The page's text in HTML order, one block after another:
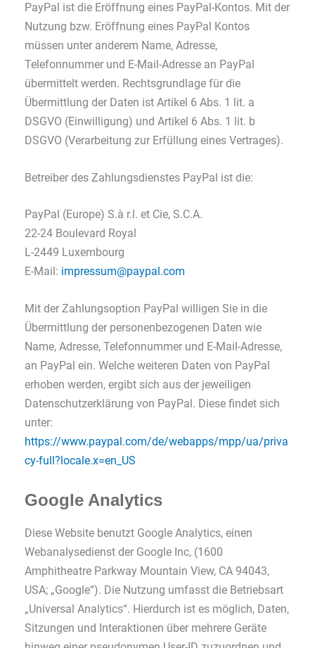
PayPal ist die Eröffnung eines PayPal-Kontos. Mit der
Nutzung bzw. Eröffnung eines PayPal Kontos
müssen unter anderem Name, Adresse,
Telefonnummer und E-Mail-Adresse an PayPal
übermittelt werden. Rechtsgrundlage für die
Übermittlung der Daten ist Artikel 6 Abs. 1 lit. a
DSGVO (Einwilligung) und Artikel 6 Abs. 1 lit. b
DSGVO (Verarbeitung zur Erfüllung eines Vertrages).
Betreiber des Zahlungsdienstes PayPal ist die:
PayPal (Europe) S.à r.l. et Cie, S.C.A.
22-24 Boulevard Royal
L-2449 Luxembourg
E-Mail: impressum@paypal.com
Mit der Zahlungsoption PayPal willigen Sie in die
Übermittlung der personenbezogenen Daten wie
Name, Adresse, Telefonnummer und E-Mail-Adresse,
an PayPal ein. Welche weiteren Daten von PayPal
erhoben werden, ergibt sich aus der jeweiligen
Datenschutzerklärung von PayPal. Diese findet sich
unter:
https://www.paypal.com/de/webapps/mpp/ua/priva
cy-full?locale.x=en_US
Google Analytics
Diese Website benutzt Google Analytics, einen
Webanalysedienst der Google Inc, (1600
Amphitheatre Parkway Mountain View, CA 94043,
USA; „Google“). Die Nutzung umfasst die Betriebsart
„Universal Analytics“. Hierdurch ist es möglich, Daten,
Sitzungen und Interaktionen über mehrere Geräte